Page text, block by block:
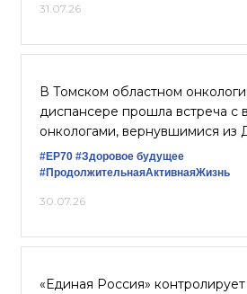
31.07.26
В Томском областном
диспансере прошла встреча с
онкологами, вернувшимися из
#ЕР70 #Здоровое будущее
#ПродолжительнаяАктивнаяЖизнь
30.07.26
«Единая Россия»